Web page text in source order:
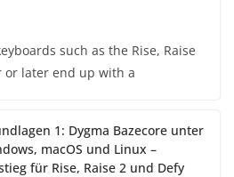
such as the Rise, Raise
or later end up with a
1: Dygma Bazecore unter
macOS und Linux –
für Rise, Raise 2 und Defy